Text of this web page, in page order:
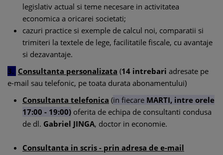
legislativ actual si teme necesare in activitatea
economica a oricarei societati;
cazuri practice si exemple de calcul noi, comparatii si
trimiteri la textele de lege, facilitatile fiscale, cu avantaje
si dezavantaje.
3. Consultanta personalizata (14 intrebari adresate pe
e-mail sau telefonic, pe toata durata abonamentului)
Consultanta telefonica (in fiecare MARTI, intre orele
17:00 - 19:00) oferita de echipa de consultanti condusa
de dl. Gabriel JINGA, doctor in economie.
Consultanta in scris - prin adresa de e-mail